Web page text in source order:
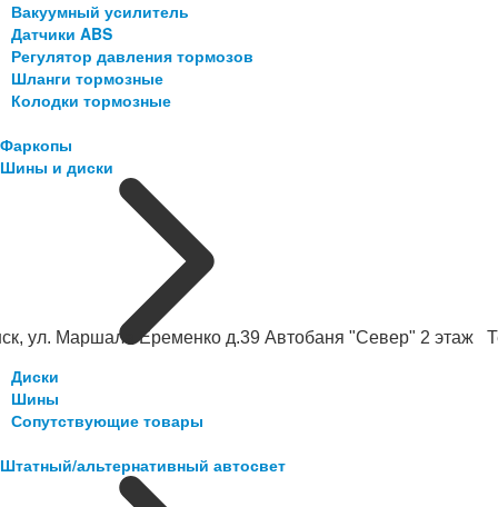
ул. Маршала Еременко д.39 Автобаня "Север" 2 этаж
Вакуумный усилитель
Датчики ABS
Регулятор давления тормозов
Шланги тормозные
Колодки тормозные
Фаркопы
Шины и диски
Диски
Шины
Сопутствующие товары
Штатный/альтернативный автосвет